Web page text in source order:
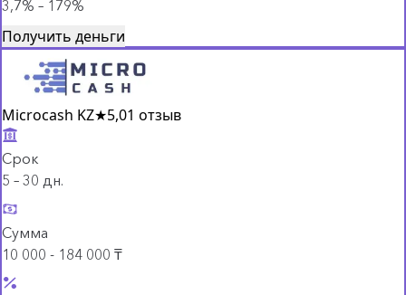
3,7% – 179%
Получить деньги
Microcash KZ★5,01 отзыв
Срок
5 – 30 дн.
Сумма
10 000 - 184 000 ₸